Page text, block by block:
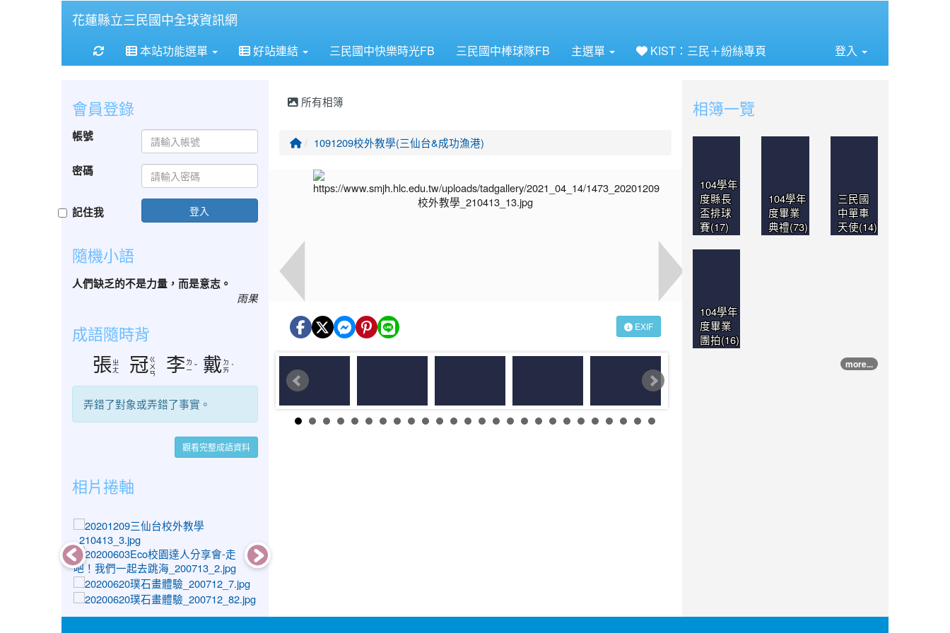
花蓮縣立三民國中全球資訊網
重新取得佈景設定
本站功能選單 好站連結 三民國中快樂時光FB 三民國中棒球隊FB 主選單 KIST：三民＋紛絲專頁 登入
所有相簿
回首頁1091209校外教學(三仙台&成功漁港)
EXIF
會員登錄
帳號
密碼
記住我 登入
隨機小語
人們缺乏的不是力量，而是意志。
雨果
成語隨時背
張ㄓ
ㄤ
冠 ㄍ
ㄨ
ㄢ
李 ㄌ
ㄧ ˇ 戴 ㄉ
ㄞ ˋ
弄錯了對象或弄錯了事實。
觀看完整成語資料
相片捲軸
photo-1207
相簿一覽
104學年
度縣長
盃排球
賽(17)
104學年
度畢業
典禮(73)
三民國
中單車
天使(14)
104學年
度畢業
團拍(16)
more...